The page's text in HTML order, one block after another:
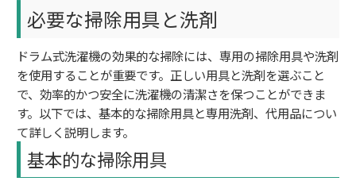
必要な掃除用具と洗剤
ドラム式洗濯機の効果的な掃除には、専用の掃除用具や洗剤
を使用することが重要です。正しい用具と洗剤を選ぶこと
で、効率的かつ安全に洗濯機の清潔さを保つことができま
す。以下では、基本的な掃除用具と専用洗剤、代用品につい
て詳しく説明します。
基本的な掃除用具